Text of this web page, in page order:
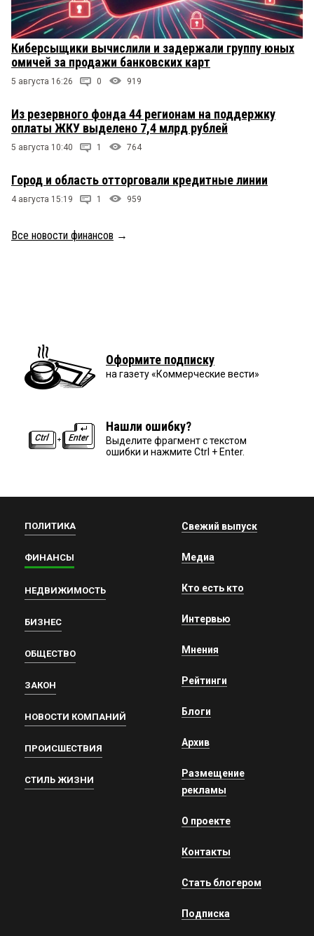
Киберсыщики вычислили и задержали группу юных
омичей за продажи банковских карт
5 августа 16:26 0 919
Из резервного фонда 44 регионам на поддержку
оплаты ЖКУ выделено 7,4 млрд рублей
5 августа 10:40 1 764
Город и область отторговали кредитные линии
4 августа 15:19 1 959
Все новости финансов →
Оформите подписку
на газету «Коммерческие вести»
Нашли ошибку?
Выделите фрагмент с текстом
ошибки и нажмите Ctrl + Enter.
ПОЛИТИКА
ФИНАНСЫ
НЕДВИЖИМОСТЬ
БИЗНЕС
ОБЩЕСТВО
ЗАКОН
НОВОСТИ КОМПАНИЙ
ПРОИСШЕСТВИЯ
СТИЛЬ ЖИЗНИ
Свежий выпуск
Медиа
Кто есть кто
Интервью
Мнения
Рейтинги
Блоги
Архив
Размещение
рекламы
О проекте
Контакты
Стать блогером
Подписка